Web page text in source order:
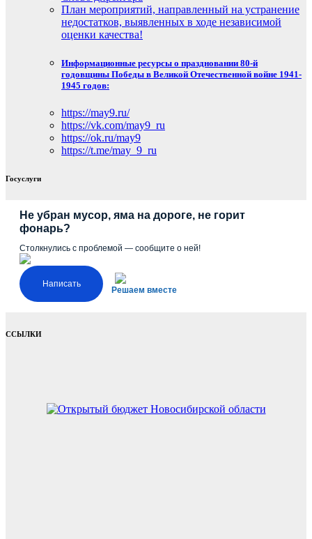
План мероприятий, направленный на устранение
недостатков, выявленных в ходе независимой
оценки качества!
Информационные ресурсы о праздновании 80-й
годовщины Победы в Великой Отечественной войне 1941-
1945 годов:
https://may9.ru/
https://vk.com/may9_ru
https://ok.ru/may9
https://t.me/may_9_ru
Госуслуги
Не убран мусор, яма на дороге, не горит
фонарь?
Столкнулись с проблемой — сообщите о ней!
Написать
Решаем вместе
ССЫЛКИ